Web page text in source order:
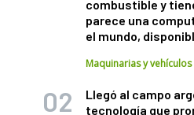
combustible y
parece una
el mundo,
Maquinarias y vehículos
Llegó al campo
tecnología que